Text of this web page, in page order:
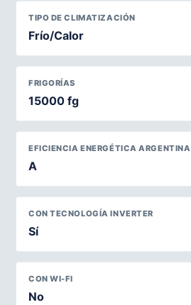
TIPO DE CLIMATIZACIÓN
Frío/Calor
FRIGORÍAS
15000 fg
EFICIENCIA ENERGÉTICA ARGENTINA
A
CON TECNOLOGÍA INVERTER
Sí
CON WI-FI
No